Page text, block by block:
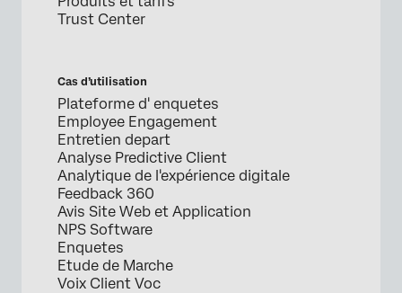
Trust Center
Cas d’utilisation
Plateforme d' enquetes
Employee Engagement
Entretien depart
Analyse Predictive Client
Analytique de l'expérience digitale
Feedback 360
Avis Site Web et Application
NPS Software
Enquetes
Etude de Marche
Voix Client Voc